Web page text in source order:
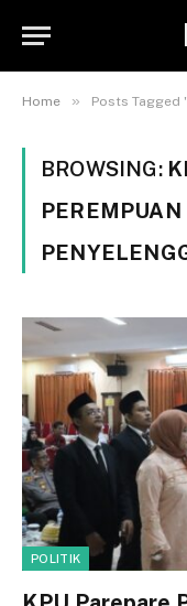
Home » Posts Tagged
BROWSING:
POLITIK